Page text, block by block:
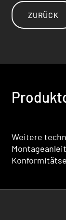
ZURÜCK
Weitere